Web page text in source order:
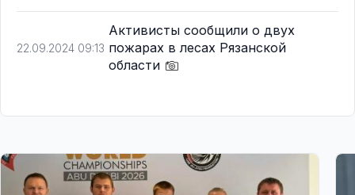
22.09.2024 09:13
Активисты сообщили о двух
пожарах в лесах Рязанской
области